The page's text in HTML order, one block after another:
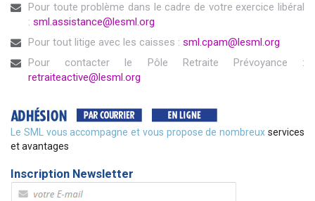
Pour toute problème dans le cadre de votre exercice libéral
: sml.assistance@lesml.org
Pour tout litige avec les caisses : sml.cpam@lesml.org
Pour contacter le Pôle Retraite Prévoyance :
retraiteactive@lesml.org
Le SML vous accompagne et vous propose de nombreux services
et avantages
Inscription Newsletter